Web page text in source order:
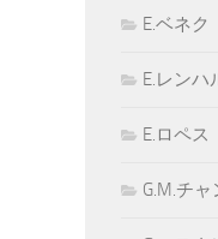
E.ベネク
E.レンハ
E.ロペス
G.M.チ